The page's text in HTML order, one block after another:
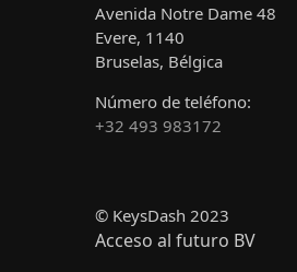
Avenida Notre Dame 48
Evere, 1140
Bruselas, Bélgica
Número de teléfono:
+32 493 983172
© KeysDash 2023
Acceso al futuro BV